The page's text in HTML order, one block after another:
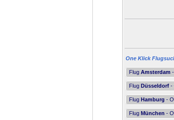
One Klick
Flug Amsterdam
Flug Düsseldorf -
Flug Hamburg -
Flug München -